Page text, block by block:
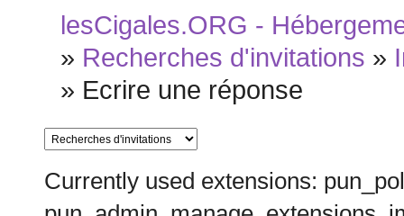
lesCigales.ORG -
» Recherches d'invitations »
» Ecrire une réponse
Currently used extensions: